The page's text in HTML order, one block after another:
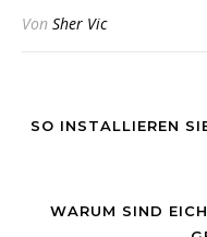
Von Sher Vic
SO INSTALLIEREN
WARUM SIND